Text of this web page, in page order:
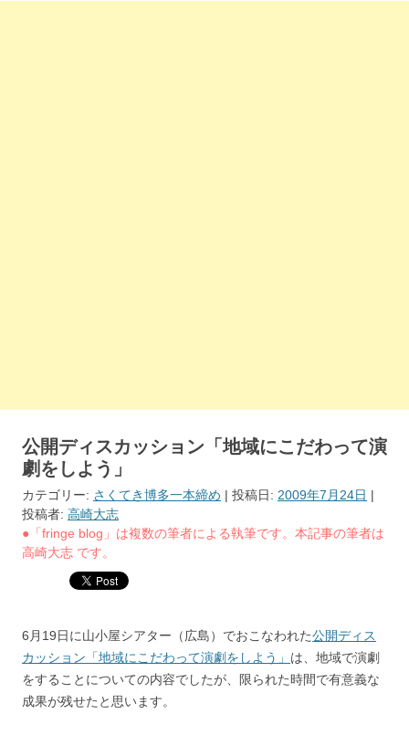
公開ディスカッション「地域にこだわって演
劇をしよう」
カテゴリー: さくてき博多一本締め | 投稿日: 2009年7月24日 |
投稿者: 高崎大志
●「fringe blog」は複数の筆者による執筆です。本記事の筆者は
高崎大志 です。
6月19日に山小屋シアター（広島）でおこなわれた公開ディス
カッション「地域にこだわって演劇をしよう」 は、地域で演劇
をすることについての内容でしたが、限られた時間で有意義な
成果が残せたと思います。